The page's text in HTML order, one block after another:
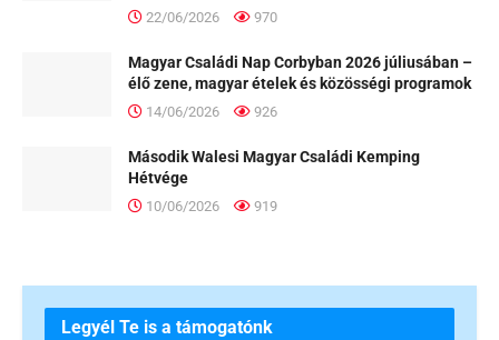
22/06/2026 970
Magyar Családi Nap Corbyban 2026 júliusában –
élő zene, magyar ételek és közösségi programok
14/06/2026 926
Második Walesi Magyar Családi Kemping
Hétvége
10/06/2026 919
Legyél Te is a támogatónk